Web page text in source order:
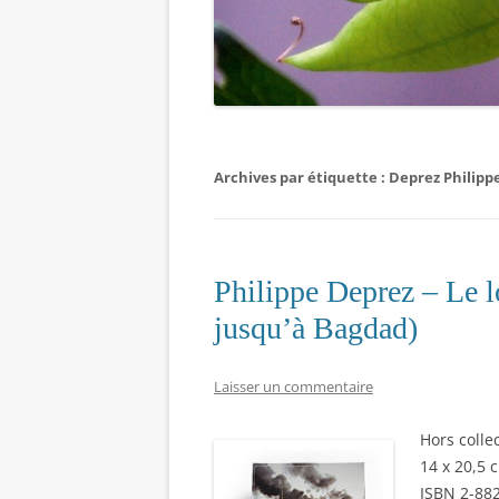
Archives par étiquette : Deprez
Philippe Deprez – Le
jusqu’à Bagdad)
Laisser un commentaire
Hors
14 x 20,5
ISBN 2-